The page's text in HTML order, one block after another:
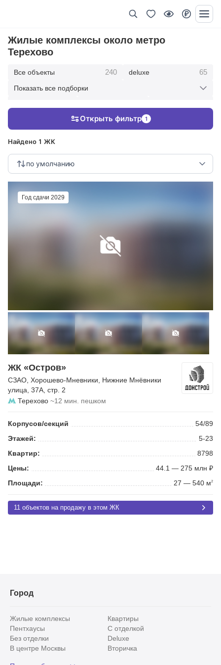
Жилые комплексы около метро
Терехово
Все объекты 240 deluxe 65
123 клубные дома
Показать все подборки
Найдено 1 ЖК
по умолчанию
Открыть фильтр 1
Год сдачи 2029
ЖК «Остров»
СЗАО Хорошево-Мневники
Нижние Мнёвники
улица , 37А, стр. 2
Терехово ~12 мин. пешком
Корпусов/секций
54/89
Этажей:
5-23
Квартир:
8798
Цены:
44.1 — 275 млн ₽
Площади:
27 — 540 м2
11 объектов на продажу в этом ЖК
Город
Жилые комплексы
Квартиры
Пентхаусы
С отделкой
Без отделки
Deluxe
В центре Москвы
Вторичка